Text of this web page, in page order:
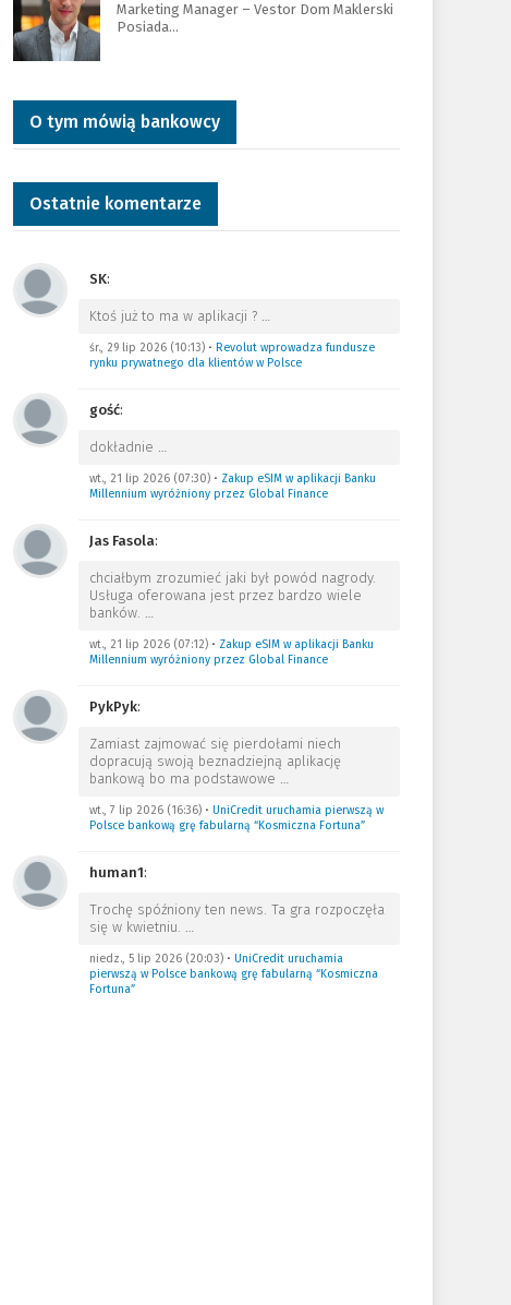
Marketing Manager – Vestor Dom Maklerski
Posiada…
O tym mówią bankowcy
Ostatnie komentarze
SK:
Ktoś już to ma w aplikacji ? …
śr., 29 lip 2026 (10:13)• Revolut wprowadza fundusze
rynku prywatnego dla klientów w Polsce
gość:
dokładnie …
wt., 21 lip 2026 (07:30)• Zakup eSIM w aplikacji Banku
Millennium wyróżniony przez Global Finance
Jas Fasola:
chciałbym zrozumieć jaki był powód nagrody.
Usługa oferowana jest przez bardzo wiele
banków. …
wt., 21 lip 2026 (07:12)• Zakup eSIM w aplikacji Banku
Millennium wyróżniony przez Global Finance
PykPyk:
Zamiast zajmować się pierdołami niech
dopracują swoją beznadziejną aplikację
bankową bo ma podstawowe …
wt., 7 lip 2026 (16:36)• UniCredit uruchamia pierwszą w
Polsce bankową grę fabularną “Kosmiczna Fortuna”
human1:
Trochę spóźniony ten news. Ta gra rozpoczęła
się w kwietniu. …
niedz., 5 lip 2026 (20:03)• UniCredit uruchamia
pierwszą w Polsce bankową grę fabularną “Kosmiczna
Fortuna”